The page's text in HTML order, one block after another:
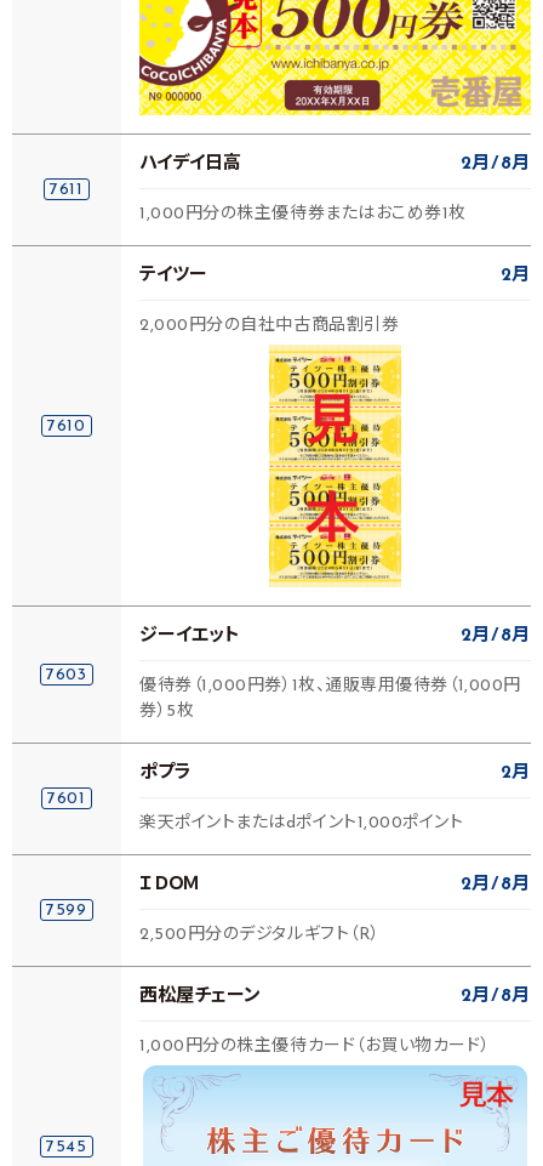
7611
ハイデイ日高 2月 8月
1,000円分の株主優待券またはおこめ券1枚
7610
テイツー 2月
2,000円分の自社中古商品割引券
7603
ジーイエット 2月 8月
優待券（1,000円券）1枚、通販専用優待券（1,000円
券）5枚
7601
ポプラ 2月
楽天ポイントまたはdポイント1,000ポイント
7599
ＩＤＯＭ 2月 8月
2,500円分のデジタルギフト（R）
7545
西松屋チェーン 2月 8月
1,000円分の株主優待カード（お買い物カード）